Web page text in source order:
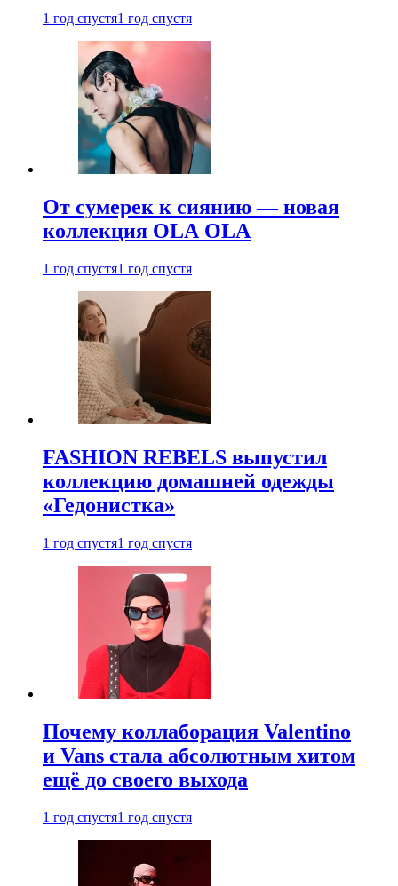
1 год спустя1 год спустя
От сумерек к сиянию — новая
коллекция OLA OLA
1 год спустя1 год спустя
FASHION REBELS выпустил
коллекцию домашней одежды
«Гедонистка»
1 год спустя1 год спустя
Почему коллаборация Valentino
и Vans стала абсолютным хитом
ещё до своего выхода
1 год спустя1 год спустя